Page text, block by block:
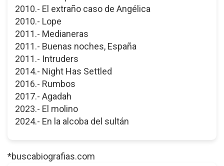
2010.- El extraño caso de Angélica
2010.- Lope
2011.- Medianeras
2011.- Buenas noches, España
2011.- Intruders
2014.- Night Has Settled
2016.- Rumbos
2017.- Agadah
2023.- El molino
2024.- En la alcoba del sultán
*buscabiografias.com